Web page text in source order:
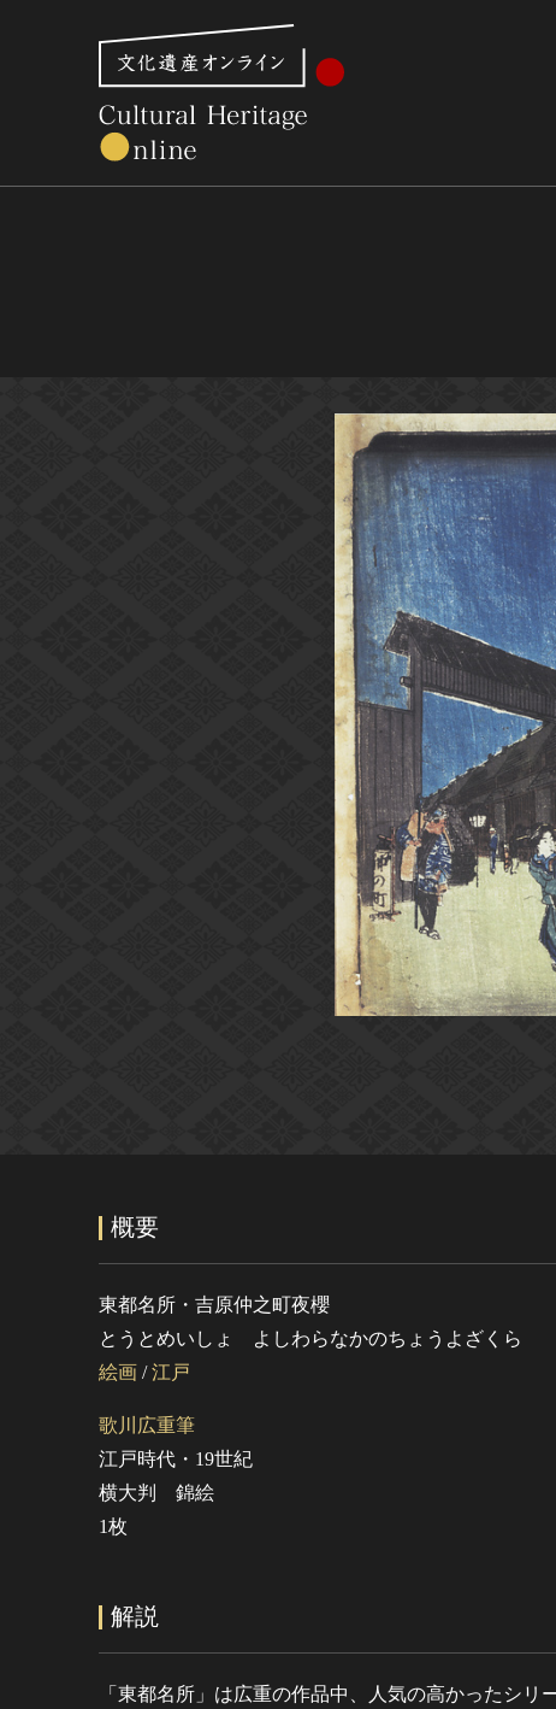
概要
東都名所・吉原仲之町夜櫻
とうとめいしょ よしわらなかのちょうよざくら
絵画 /江戸
歌川広重筆
江戸時代・19世紀
横大判 錦絵
1枚
解説
「東都名所」は広重の作品中、人気の高かったシリ